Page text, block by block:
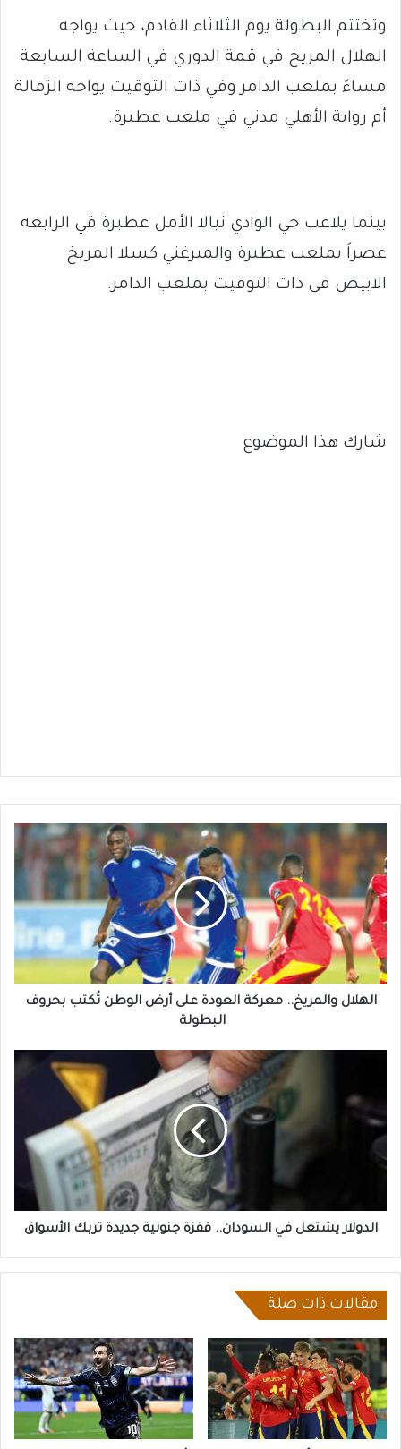
وتختتم البطولة يوم الثلاثاء القادم، حيث يواجه
الهلال المريخ في قمة الدوري في الساعة السابعة
مساءً بملعب الدامر وفي ذات التوقيت يواجه الزمالة
أم روابة الأهلي مدني في ملعب عطبرة.
بينما يلاعب حي الوادي نيالا الأمل عطبرة في الرابعه
عصراً بملعب عطبرة والميرغني كسلا المريخ
الابيض في ذات التوقيت بملعب الدامر.
شارك هذا الموضوع
الهلال
والمريخ..
معركة
العودة
على
أرض
الوطن
تُكتب
بحروف
البطولة
الهلال والمريخ.. معركة العودة على أرض الوطن تُكتب بحروف
البطولة
السودان..
قفزة
جديدة
الأسواق
الدولار يشتعل في السودان.. قفزة جنونية جديدة تربك الأسواق
مقالات ذات صلة